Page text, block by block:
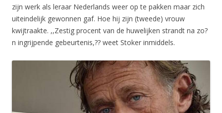
zijn werk als leraar Nederlands weer op te pakken maar zich
uiteindelijk gewonnen gaf. Hoe hij zijn (tweede) vrouw
kwijtraakte. ,,Zestig procent van de huwelijken strandt na zo?
n ingrijpende gebeurtenis,?? weet Stoker inmiddels.